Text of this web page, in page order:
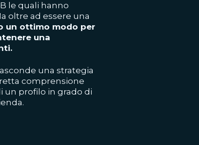
le quali hanno
oltre ad essere una
un ottimo modo per
una
una strategia
comprensione
un profilo in grado di